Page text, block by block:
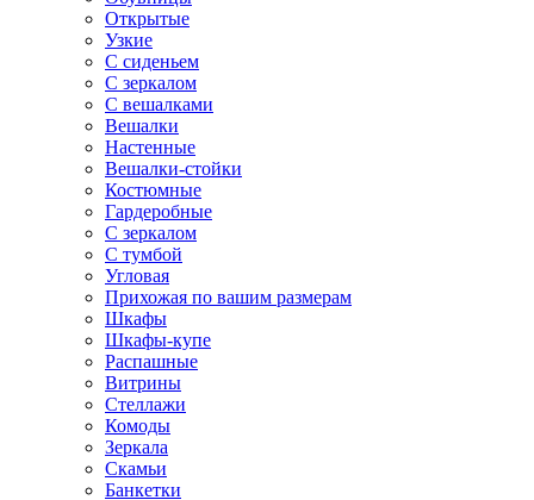
Открытые
Узкие
С сиденьем
С зеркалом
С вешалками
Вешалки
Настенные
Вешалки-стойки
Костюмные
Гардеробные
С зеркалом
С тумбой
Угловая
Прихожая по вашим размерам
Шкафы
Шкафы-купе
Распашные
Витрины
Стеллажи
Комоды
Зеркала
Скамьи
Банкетки